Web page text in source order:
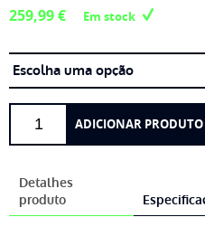
259,99€ Em stock
FIGHT
300S
ADICIONAR PRODUTO
Detalhes
produto